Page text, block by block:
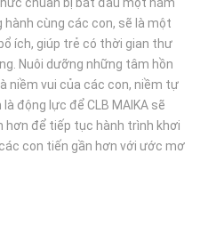
hành cùng các con, sẽ là một
ích, giúp trẻ có thời gian thư
Nuôi dưỡng những tâm hồn
niềm vui của các con, niềm tự
động lực để CLB MAIKA sẽ
hơn để tiếp tục hành trình khơi
con tiến gần hơn với ước mơ